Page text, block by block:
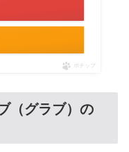
ポチップ
（グラブ）の